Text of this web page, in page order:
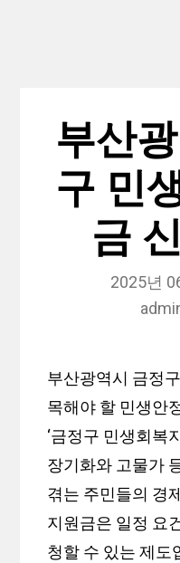
부산
구 민
금
2025년
부산광역시 금정
목해야 할 민생안
‘금정구 민생회복
장기화와 고물가
겪는 주민들의 경
지원금은 일정 요
청할 수 있는 제도